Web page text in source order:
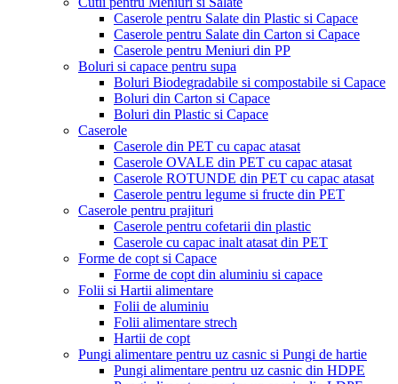
Caserole pentru Salate din Plastic si Capace
Caserole pentru Salate din Carton si Capace
Caserole pentru Meniuri din PP
Boluri si capace pentru supa
Boluri Biodegradabile si compostabile si Capace
Boluri din Carton si Capace
Boluri din Plastic si Capace
Caserole
Caserole din PET cu capac atasat
Caserole OVALE din PET cu capac atasat
Caserole ROTUNDE din PET cu capac atasat
Caserole pentru legume si fructe din PET
Caserole pentru prajituri
Caserole pentru cofetarii din plastic
Caserole cu capac inalt atasat din PET
Forme de copt si Capace
Forme de copt din aluminiu si capace
Folii si Hartii alimentare
Folii de aluminiu
Folii alimentare strech
Hartii de copt
Pungi alimentare pentru uz casnic si Pungi de hartie
Pungi alimentare pentru uz casnic din HDPE